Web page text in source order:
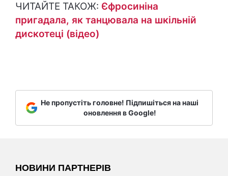
ЧИТАЙТЕ ТАКОЖ: Єфросиніна
пригадала, як танцювала на шкільній
дискотеці (відео)
Не пропустіть головне! Підпишіться на наші
оновлення в Google!